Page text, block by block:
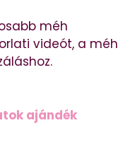
méh
videót, a méh
ajándék